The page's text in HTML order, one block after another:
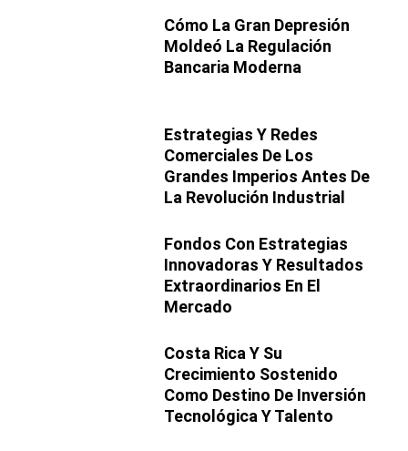
Cómo La Gran Depresión
Moldeó La Regulación
Bancaria Moderna
Estrategias Y Redes
Comerciales De Los
Grandes Imperios Antes De
La Revolución Industrial
Fondos Con Estrategias
Innovadoras Y Resultados
Extraordinarios En El
Mercado
Costa Rica Y Su
Crecimiento Sostenido
Como Destino De Inversión
Tecnológica Y Talento